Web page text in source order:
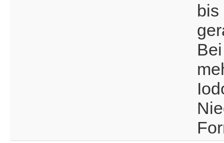
bis